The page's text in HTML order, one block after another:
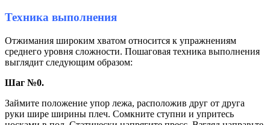
Техника выполнения
Отжимания широким хватом относится к упражнениям
среднего уровня сложности. Пошаговая техника выполнения
выглядит следующим образом:
Шаг №0.
Займите положение упор лежа, расположив друг от друга
руки шире ширины плеч. Сомкните ступни и упритесь